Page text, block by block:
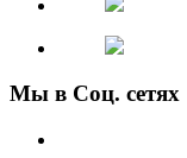
Мы в Соц. сетях